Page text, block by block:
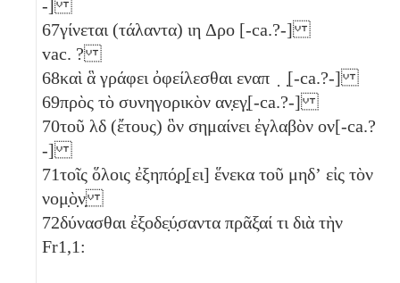
-]
67γίνεται (τάλαντα) ιη Δρο [-ca.?-]
vac. ?
68καὶ ἃ γράφει ὀφείλεσθαι εναπ ̣ ̣[-ca.?-]
69πρὸς τὸ συνηγορικὸν αν̣εγ̣[-ca.?-]
70τοῦ λδ (ἔτους) ὃν σημαίνει ἐγλαβὸν ον[-ca.?
-]
71τοῖς ὅλοις ἐξηπό̣ρ̣[ει] ἕνεκα τοῦ μηδʼ εἰς τὸν
νομ̣ὸ̣ν̣
72δύνασθαι ἐξοδε̣ύ̣σαντα πρᾶξαί τι διὰ τὴν
Fr1,1: